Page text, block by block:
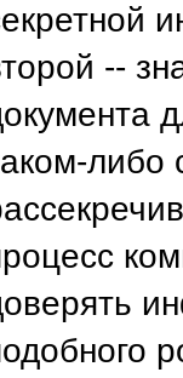
--
либо